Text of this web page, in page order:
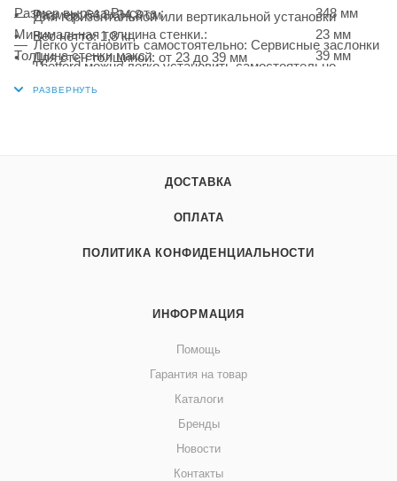
• Размер: 64,8х34,8 см
• Вес нетто: 1,8 кг
• Для стен толщиной: от 23 до 39 мм
• Производитель: Thetford
Для горизонтальной или вертикальной установки
Легко установить самостоятельно: Сервисные заслонки
Thetford можно легко установить самостоятельно
Для толщины стенок 23-39 мм
Размер выреза Высота :
348 мм
Минимальная толщина стенки.:
23 мм
Толщина стенки макс.:
39 мм
ДОСТАВКА
ОПЛАТА
ПОЛИТИКА КОНФИДЕНЦИАЛЬНОСТИ
ИНФОРМАЦИЯ
Помощь
Гарантия на товар
Каталоги
Бренды
Новости
Контакты